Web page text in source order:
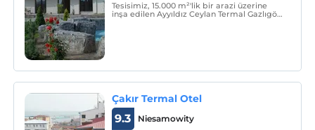
Tesisimiz, 15.000 m²'lik bir arazi üzerine
inşa edilen Ayyıldız Ceylan Termal Gazlıgöl
Çakır Termal Otel
Niesamowity
9.3